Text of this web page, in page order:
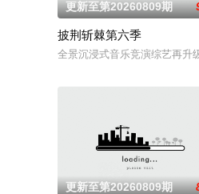
更新至第20260809期
披荆斩棘第六季
全景沉浸式音乐竞演综艺再升
更新至第20260809期